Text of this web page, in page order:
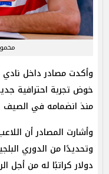
وأكدت مصادر داخل نادي
خوض تجربة احترافية
منذ انضمامه في الصيف
وأشارت المصادر أن
وتحديدًا من الدوري
دولار كراتبًا له من أجل